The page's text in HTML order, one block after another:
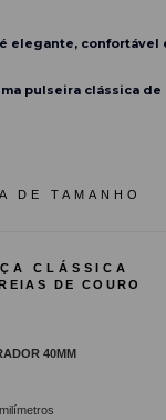
elegante,
pulseira clássica
DE TAMANHO
CLÁSSICA
DE COURO
40MM